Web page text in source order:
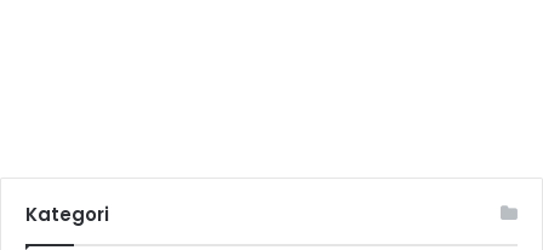
Kategori